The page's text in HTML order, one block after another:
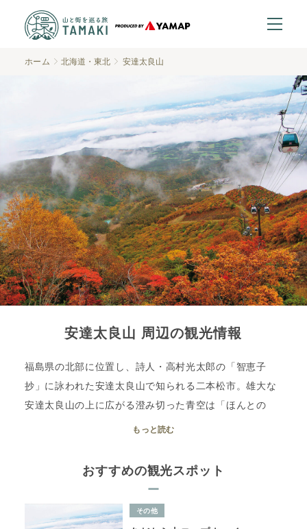
ホーム 北海道・東北 安達太良山
安達太良山 周辺の観光情報
福島県の北部に位置し、詩人・高村光太郎の「智恵子
抄」に詠われた安達太良山で知られる二本松市。雄大な
安達太良山の上に広がる澄み切った青空は「ほんとの
空」として、多くの人に愛されています。城下町として
れる岳温泉など、山登り以外にもぜひとも寄りたいスポ
いかがでしょうか。
もっと読む
おすすめの観光スポット
その他